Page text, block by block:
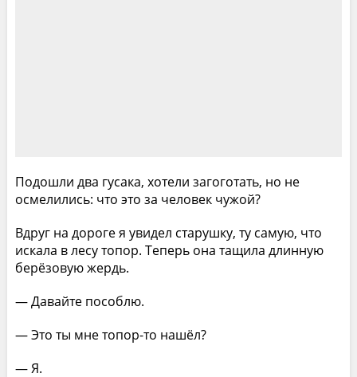
Подошли два гусака, хотели загоготать, но не
осмелились: что это за человек чужой?
Вдруг на дороге я увидел старушку, ту самую, что
искала в лесу топор. Теперь она тащила длинную
берёзовую жердь.
— Давайте пособлю.
— Это ты мне топор-то нашёл?
— Я.